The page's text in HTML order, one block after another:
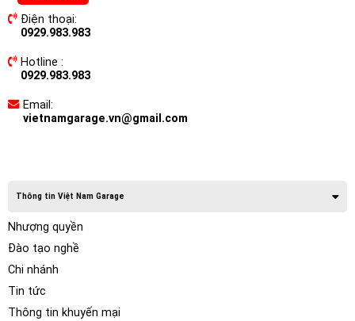
Điện thoại:
0929.983.983
Hotline :
0929.983.983
Email:
vietnamgarage.vn@gmail.com
Thông tin Việt Nam Garage
Nhượng quyền
Đào tạo nghề
Chi nhánh
Tin tức
Thông tin khuyến mại